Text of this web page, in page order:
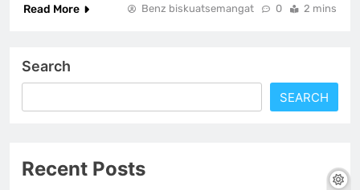
Read More
Benz biskuatsemangat 0 2 mins
Search
SEARCH
Recent Posts